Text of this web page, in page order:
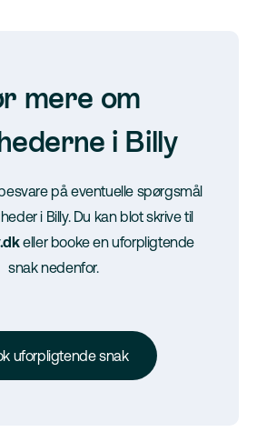
mere om
i Billy
på eventuelle spørgsmål
i Billy. Du kan blot skrive til
eller booke en uforpligtende
snak nedenfor.
uforpligtende snak